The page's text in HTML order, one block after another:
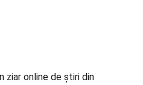
ziar online de știri din